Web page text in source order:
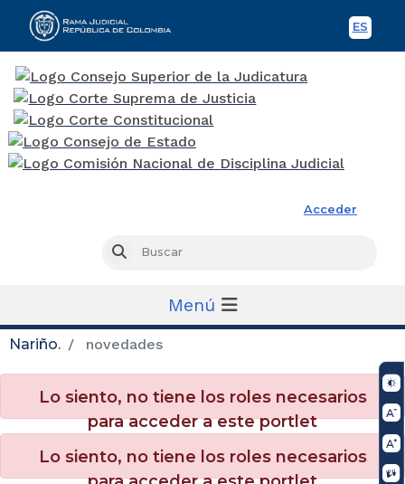
ES
Acceder
Buscar
Menú
Nariño. novedades
Lo siento, no tiene los roles necesarios
para acceder a este portlet
Lo siento, no tiene los roles necesarios